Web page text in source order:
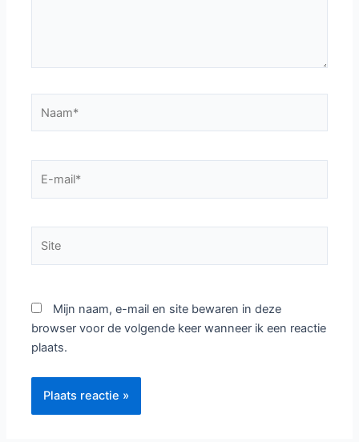
mail*
Mijn naam, e-mail en site bewaren in deze
browser voor de volgende keer wanneer ik een reactie
plaats.